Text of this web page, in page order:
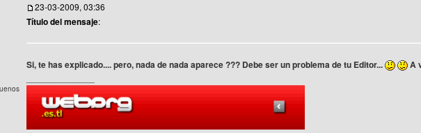
del usuario
23-03-2009, 03:36
Título del mensaje:
Si, te has explicado.... pero, nada de nada aparece ??? Debe ser un problema de tu Editor... A